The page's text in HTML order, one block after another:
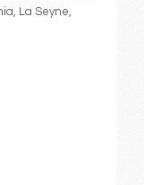
La Seyne,